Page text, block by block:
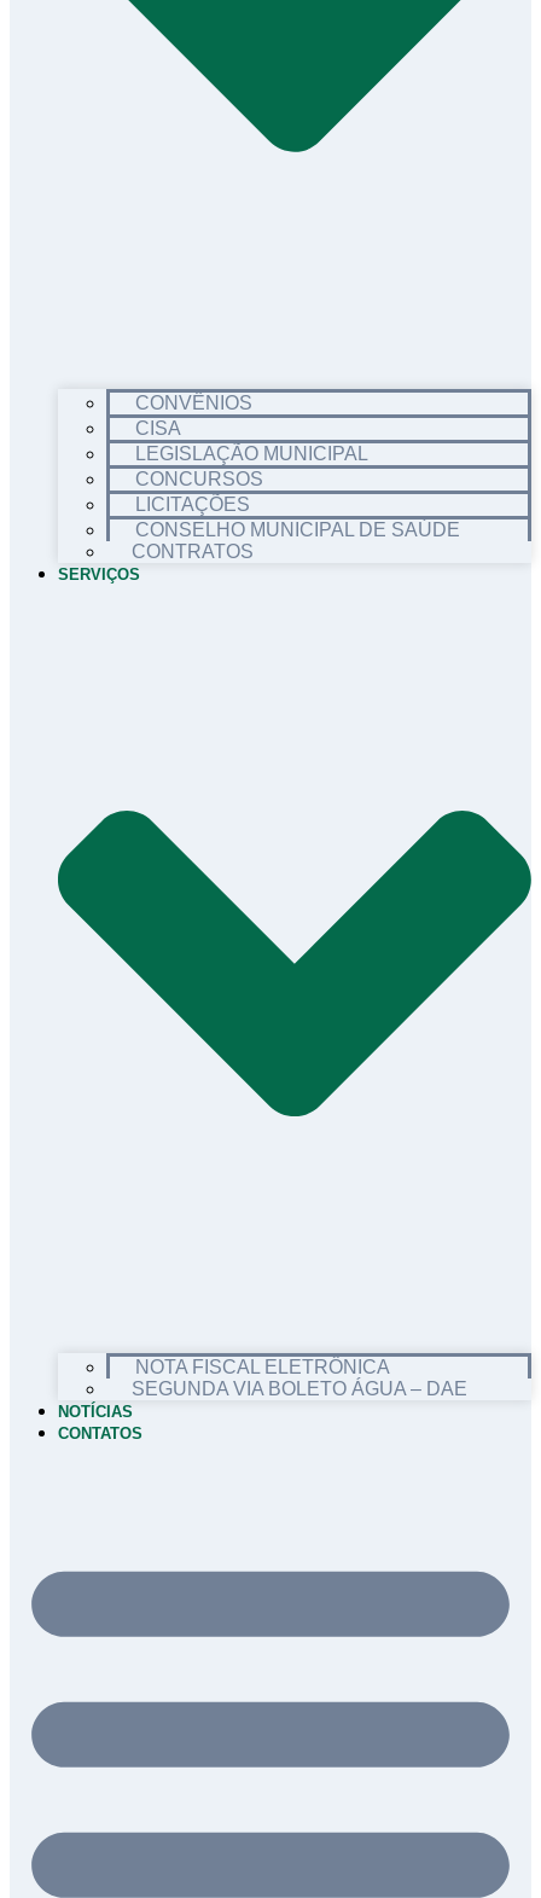
CONVÊNIOS
CISA
LEGISLAÇÃO MUNICIPAL
CONCURSOS
LICITAÇÕES
CONSELHO MUNICIPAL DE SAÚDE
CONTRATOS
SERVIÇOS
NOTA FISCAL ELETRÔNICA
SEGUNDA VIA BOLETO ÁGUA – DAE
NOTÍCIAS
CONTATOS